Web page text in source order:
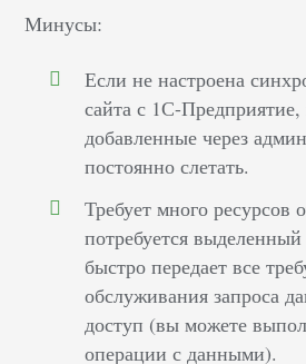
Минусы:
Если не настроена
сайта с 1С-Предприятие,
добавленные через
постоянно слетать.
Требует много ресурсов
потребуется
быстро передает все
обслуживания запроса
доступ (вы можете
операции с данными).